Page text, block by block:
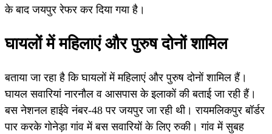
के बाद जयपुर रेफर कर दिया गया है।
घायलों में महिलाएं और पुरुष दोनों शामिल
बताया जा रहा है कि घायलों में महिलाएं और पुरुष दोनों शामिल हैं।
घायल सवारियां नारनौल व आसपास के इलाकों की बताई जा रही हैं।
बस नेशनल हाईवे नंबर-48 पर जयपुर जा रही थी। रायमलिकपुर बॉर्डर
पार करके गोनेड़ा गांव में बस सवारियों के लिए रुकी। गांव में सुबह